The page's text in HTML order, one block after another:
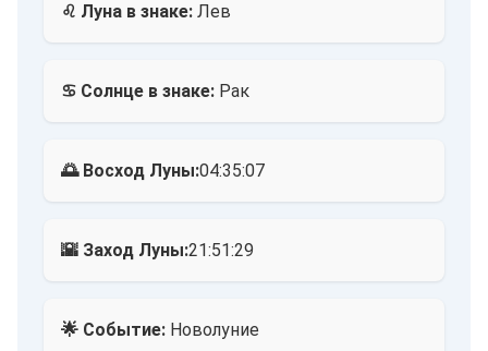
♌ Луна в знаке: Лев
♋ Солнце в знаке: Рак
🌅 Восход Луны:04:35:07
🌇 Заход Луны:21:51:29
🌟 Событие: Новолуние